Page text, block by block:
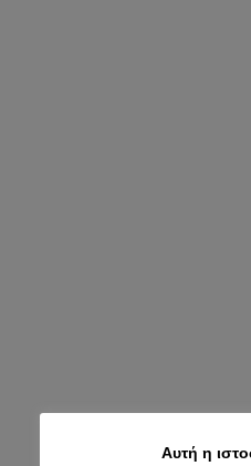
Αυτή η